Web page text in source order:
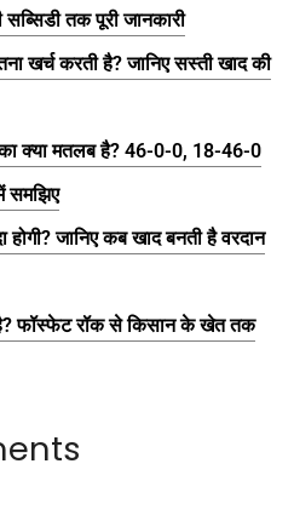
तक पूरी जानकारी
खर्च करती है? जानिए सस्ती खाद की
का क्या मतलब है? 46-0-0, 18-46-0
समझिए
जानिए कब खाद बनती है वरदान
है? फॉस्फेट रॉक से किसान के खेत तक